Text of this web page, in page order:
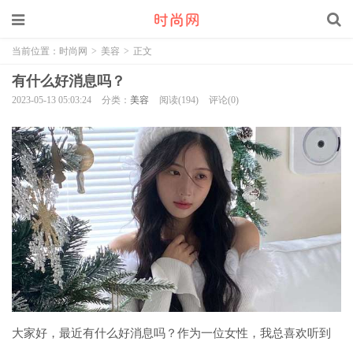
当前位置： 时尚网 > 美容 > 正文
有什么好消息吗？
2023-05-13 05:03:24 分类： 美容 阅读(194) 评论(0)
大家好，最近有什么好消息吗？作为一位女性，我总喜欢听到